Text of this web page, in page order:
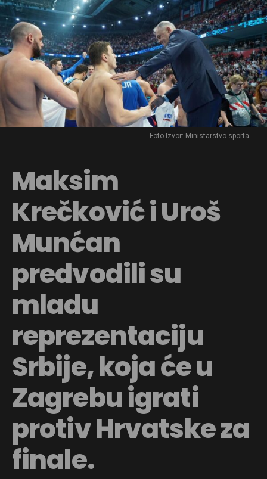
Foto Izvor: Ministarstvo sporta
Maksim
Krečković i Uroš
Munćan
predvodili su
mladu
reprezentaciju
Srbije, koja će u
Zagrebu igrati
protiv Hrvatske za
finale.